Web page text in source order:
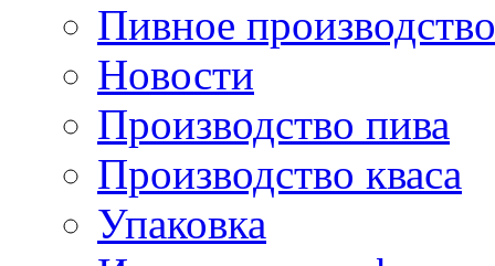
Пивное производство
Новости
Производство пива
Производство кваса
Упаковка